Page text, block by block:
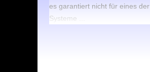
es garantiert nicht für eines der
Systeme ...